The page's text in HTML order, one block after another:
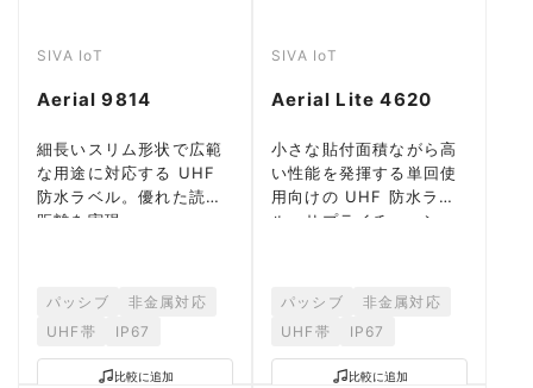
SIVA IoT
Aerial 9814
細長いスリム形状で広範
な用途に対応する UHF
防水ラベル。優れた読取
距離を実現。
パッシブ
非金属対応
UHF帯
IP67
比較に追加
SIVA IoT
Aerial Lite 4620
小さな貼付面積ながら高
い性能を発揮する単回使
用向けの UHF 防水ラベ
ル。サプライチェーン・
パッシブ
非金属対応
UHF帯
IP67
比較に追加